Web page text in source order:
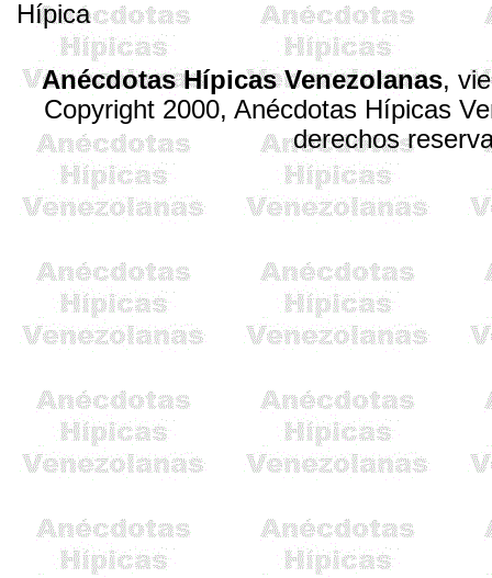
Hípica
Anécdotas Hípicas Venezolanas,
Copyright 2000, Anécdotas Hípicas
derechos